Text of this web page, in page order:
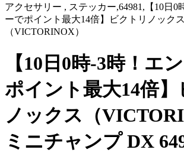
アクセサリー , ステッカー,64981,【10日0
ーでポイント最大14倍】ビクトリノックス
（VICTORINOX）
【10日0時-3時！エ
ポイント最大14倍】
ノックス（
ミニチャンプ DX